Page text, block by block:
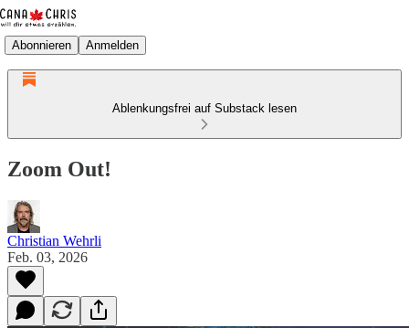
Abonnieren Anmelden
Ablenkungsfrei auf Substack lesen
Zoom Out!
Christian Wehrli
Feb. 03, 2026